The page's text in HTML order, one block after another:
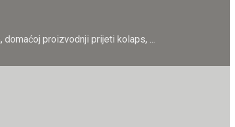
proizvodnji prijeti kolaps, ...